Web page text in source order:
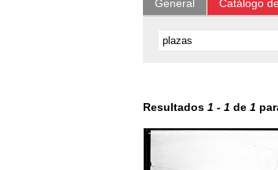
General Catálogo
Resultados 1 - 1 de 1